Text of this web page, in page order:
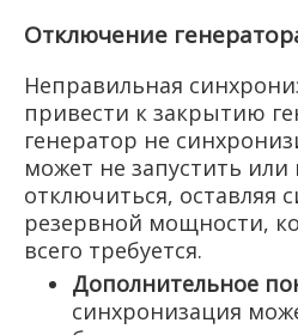
Отключение
Неправильная
привести к закрытию
генератор не
может не запустить
отключиться, оставляя
резервной мощности,
всего требуется.
Дополнительное
синхронизация